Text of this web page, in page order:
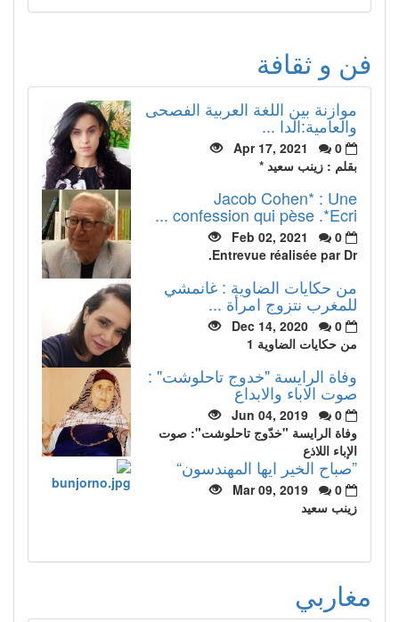
فن و ثقافة
موازنة بين اللغة العربية الفصحى
والعامية:الدا ...
Apr 17, 2021
0
بقلم : زينب سعيد *
Jacob Cohen* : Une
confession qui pèse .*Ecri ...
Feb 02, 2021
0
Entrevue réalisée par Dr.
من حكايات الضاوية : غانمشي
للمغرب نتزوج امرأة ...
Dec 14, 2020
0
من حكايات الضاوية 1
وفاة الرايسة "خدوج تاحلوشت" :
صوت الاباء والابداع
Jun 04, 2019
0
وفاة الرايسة "خدّوج تاحلوشت": صوت
الإباء اللاذع
”صباح الخير ايها المهندسون“
Mar 09, 2019
0
زينب سعيد
مغاربي